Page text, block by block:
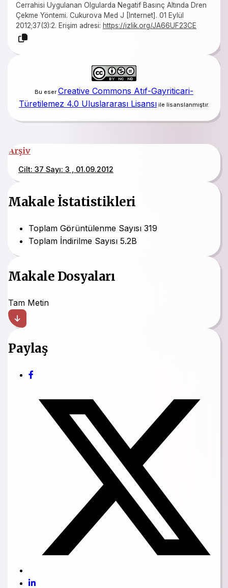
Cerrahisi Uygulanan Olgularda Negatif Basınç Altında Dren
Çekme Yöntemi. Cukurova Med J [Internet]. 01 Eylül
2012;37(3):2. Erişim adresi: https://izlik.org/JA66UF23CE
Bu eserCreative Commons Atıf-Gayriticari-
Türetilemez 4.0 Uluslararası Lisansı ile lisanslanmıştır.
Arşiv
Cilt: 37 Sayı: 3 , 01.09.2012
Makale İstatistikleri
Toplam Görüntülenme Sayısı 319
Toplam İndirilme Sayısı 5.2B
Makale Dosyaları
Tam Metin
Paylaş